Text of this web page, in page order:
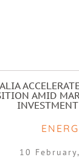
AMID
INVESTMENT
10